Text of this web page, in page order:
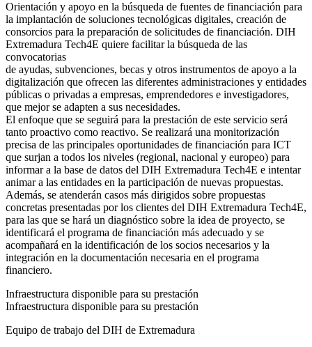
Orientación y apoyo en la búsqueda de fuentes de financiación para
la implantación de soluciones tecnológicas digitales, creación de
consorcios para la preparación de solicitudes de financiación. DIH
Extremadura Tech4E quiere facilitar la búsqueda de las
convocatorias
de ayudas, subvenciones, becas y otros instrumentos de apoyo a la
digitalización que ofrecen las diferentes administraciones y entidades
públicas o privadas a empresas, emprendedores e investigadores,
que mejor se adapten a sus necesidades.
El enfoque que se seguirá para la prestación de este servicio será
tanto proactivo como reactivo. Se realizará una monitorización
precisa de las principales oportunidades de financiación para ICT
que surjan a todos los niveles (regional, nacional y europeo) para
informar a la base de datos del DIH Extremadura Tech4E e intentar
animar a las entidades en la participación de nuevas propuestas.
Además, se atenderán casos más dirigidos sobre propuestas
concretas presentadas por los clientes del DIH Extremadura Tech4E,
para las que se hará un diagnóstico sobre la idea de proyecto, se
identificará el programa de financiación más adecuado y se
acompañará en la identificación de los socios necesarios y la
integración en la documentación necesaria en el programa
financiero.
Infraestructura disponible para su prestación
Infraestructura disponible para su prestación
Equipo de trabajo del DIH de Extremadura